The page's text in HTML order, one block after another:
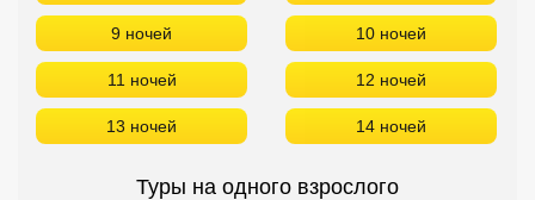
9 ночей 10 ночей
11 ночей 12 ночей
13 ночей 14 ночей
Туры на одного взрослого